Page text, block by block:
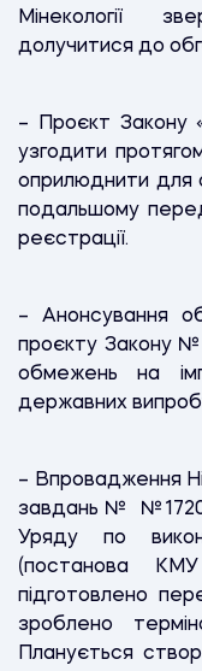
Мінекології
долучитися до
– Проєкт Закону
узгодити
оприлюднити для
подальшому
реєстрації.
– Анонсування
проєкту Закону
обмежень на
державних
– Впровадження
завдань №
Уряду по
(постанова
підготовлено
зроблено
Планується